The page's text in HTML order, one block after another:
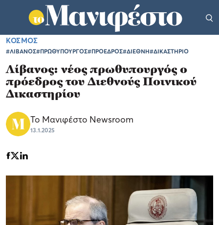
ΚΟΣΜΟΣ
#ΛΙΒΑΝΟΣ#ΠΡΩΘΥΠΟΥΡΓΟΣ#ΠΡΟΕΔΡΟΣ#ΔΙΕΘΝΗ#ΔΙΚΑΣΤΗΡΙΟ
Λίβανος: νέος πρωθυπουργός ο
πρόεδρος του Διεθνούς Ποινικού
Δικαστηρίου
Το Μανιφέστο Newsroom
13.1.2025